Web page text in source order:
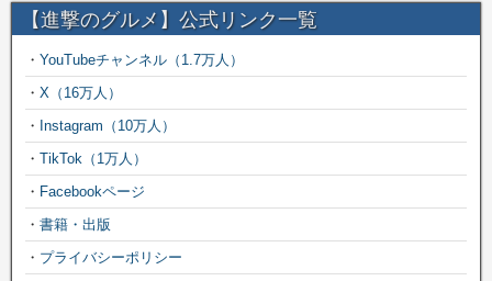
【進撃のグルメ】公式リンク一覧
・ YouTubeチャンネル（1.7万人）
・ X（16万人）
・ Instagram（10万人）
・ TikTok（1万人）
・ Facebookページ
・ 書籍・出版
・ プライバシーポリシー